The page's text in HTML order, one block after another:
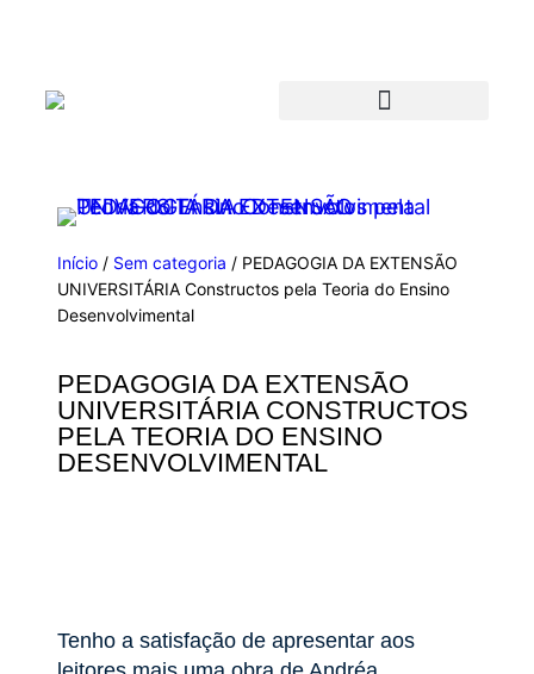
Início / Sem categoria / PEDAGOGIA DA EXTENSÃO
UNIVERSITÁRIA Constructos pela Teoria do Ensino
Desenvolvimental
PEDAGOGIA DA EXTENSÃO
UNIVERSITÁRIA CONSTRUCTOS
PELA TEORIA DO ENSINO
DESENVOLVIMENTAL
Tenho a satisfação de apresentar aos